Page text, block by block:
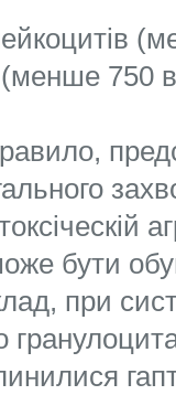
750
бути
при